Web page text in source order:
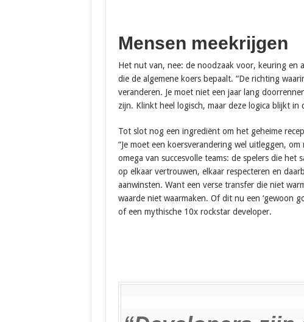
Mensen meekrijgen
Het nut van, nee: de noodzaak voor, keuring en
die de algemene koers bepaalt. “De richting
veranderen. Je moet niet een jaar lang
zijn. Klinkt heel logisch, maar deze logica blijkt
Tot slot nog een ingrediënt om het geheime
“Je moet een koersverandering wel uitleggen,
omega van succesvolle teams: de spelers die het
op elkaar vertrouwen, elkaar respecteren en
aanwinsten. Want een verse transfer die niet
waarde niet waarmaken. Of dit nu een ‘gewoon
of een mythische 10x rockstar developer.